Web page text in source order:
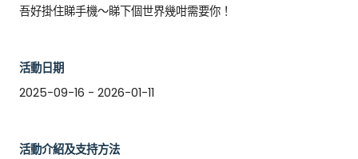
吾好掛住睇手機～睇下個世界幾咁需要你！
活動日期
2025-09-16 - 2026-01-11
活動介紹及支持方法